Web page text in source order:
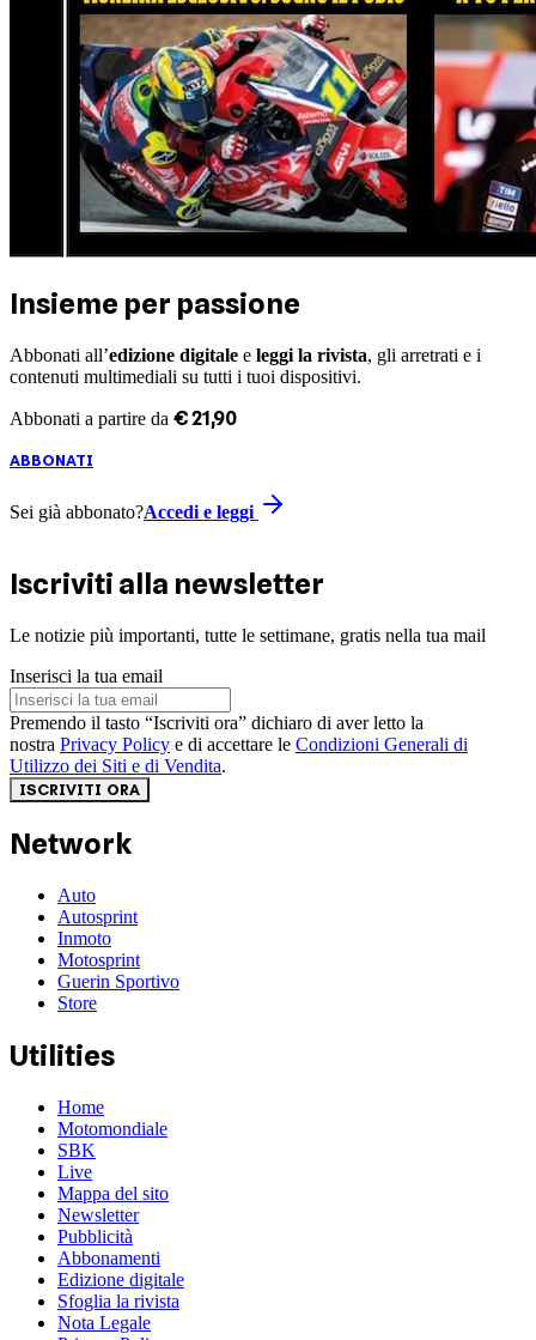
Insieme per passione
Abbonati all’edizione digitale e leggi la rivista, gli arretrati e i
contenuti multimediali su tutti i tuoi dispositivi.
Abbonati a partire da €21 ,90
ABBONATI
Sei già abbonato?Accedi e leggi
Iscriviti alla newsletter
Le notizie più importanti, tutte le settimane, gratis nella tua mail
Inserisci la tua email
Premendo il tasto “Iscriviti ora” dichiaro di aver letto la
nostra Privacy Policy e di accettare le Condizioni Generali di
Utilizzo dei Siti e di Vendita.
ISCRIVITI ORA
Network
Auto
Autosprint
Inmoto
Motosprint
Guerin Sportivo
Store
Utilities
Home
Motomondiale
SBK
Live
Mappa del sito
Newsletter
Pubblicità
Abbonamenti
Edizione digitale
Sfoglia la rivista
Nota Legale